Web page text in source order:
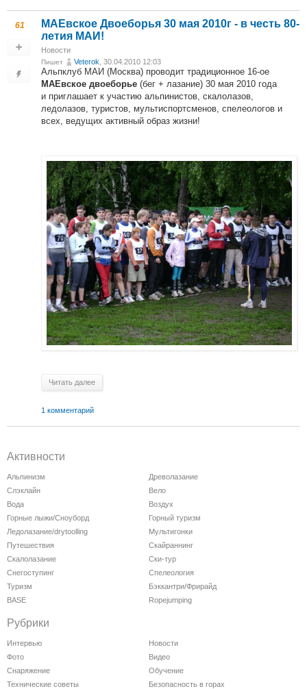
61
МАЕвское Двоеборья 30 мая 2010г - в честь 80-
летия МАИ!
Новости
Пишет Veterok , 30.04.2010 12:03
Альпклуб МАИ (Москва) проводит традиционное 16-ое
МАЕвское двоеборье (бег + лазание) 30 мая 2010 года
и приглашает к участию альпинистов, скалолазов,
ледолазов, туристов, мультиспортсменов, спелеологов и
всех, ведущих активный образ жизни!
Читать далее
1 комментарий
Активности
Альпинизм
Древолазание
Слэклайн
Вело
Вода
Воздух
Горные лыжи/Сноуборд
Горный туризм
Ледолазание/drytoolling
Мультигонки
Путешествия
Скайраннинг
Скалолазание
Ски-тур
Снегоступинг
Спелеология
Туризм
Бэккантри/Фрирайд
BASE
Ropejumping
Рубрики
Интервью
Новости
Фото
Видео
Снаряжение
Обучение
Технические советы
Безопасность в горах